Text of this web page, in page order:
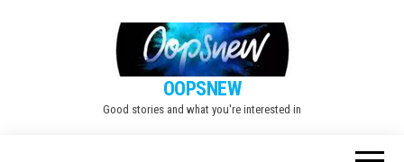
OOPSNEW
Good stories and what you're interested in